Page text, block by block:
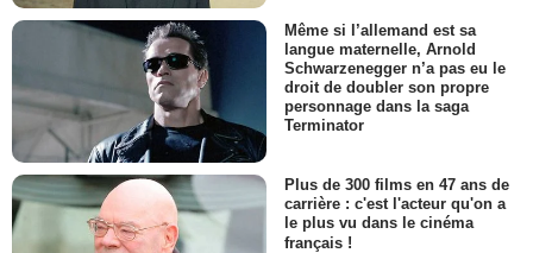
Même si l’allemand est sa
langue maternelle, Arnold
Schwarzenegger n’a pas eu le
droit de doubler son propre
personnage dans la saga
Terminator
Plus de 300 films en 47 ans de
carrière : c'est l'acteur qu'on a
le plus vu dans le cinéma
français !